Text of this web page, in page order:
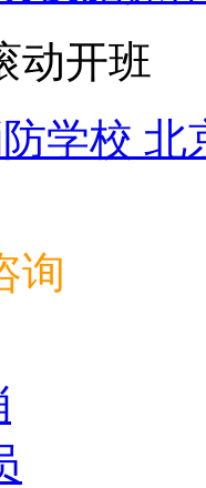
动开班
学校 北
询